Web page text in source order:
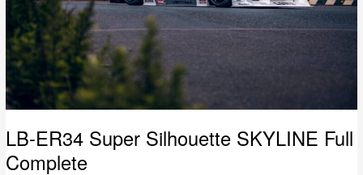
LB-ER34 Super Silhouette SKYLINE Full
Complete